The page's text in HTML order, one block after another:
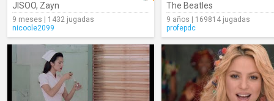
JISOO, Zayn
9 meses | 1432 jugadas
nicoole2099
The Beatles
9 años | 169814 jugadas
profepdc